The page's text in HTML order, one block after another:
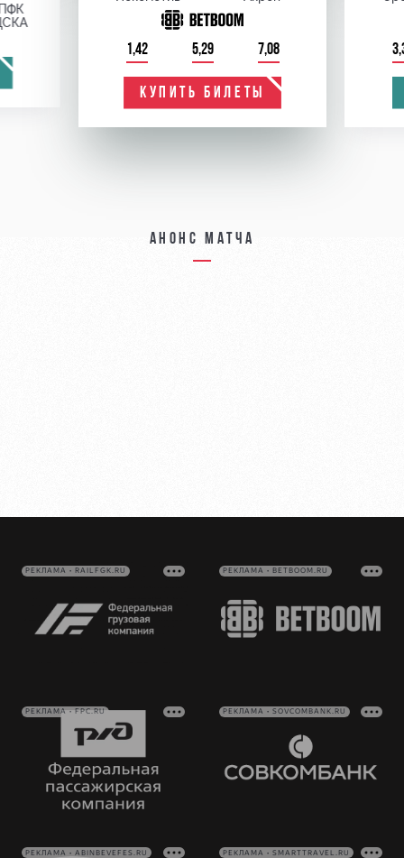
1,42 5,29 7,08
КУПИТЬ БИЛЕТЫ
Анонс матча
РЕКЛАМА • RAILFGK.RU РЕКЛАМА • BETBOOM.RU
РЕКЛАМА • FPC.RU РЕКЛАМА • SOVCOMBANK.RU
РЕКЛАМА • ABINBEVEFES.RU РЕКЛАМА • SMARTTRAVEL.RU